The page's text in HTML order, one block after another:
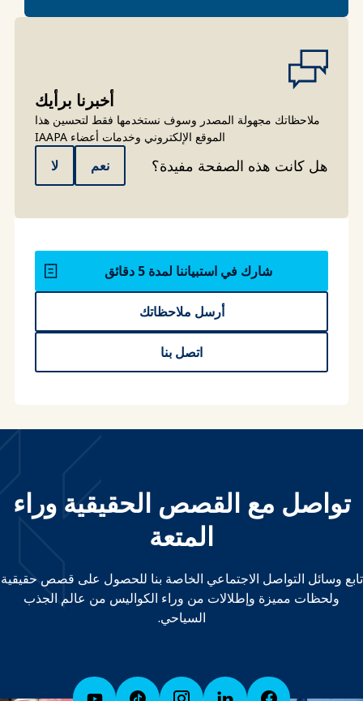
أخبرنا برأيك
ملاحظاتك مجهولة المصدر وسوف نستخدمها فقط لتحسين هذا
الموقع الإلكتروني وخدمات أعضاء IAAPA
هل كانت هذه الصفحة مفيدة؟ نعم لا
شارك في استبياننا لمدة 5 دقائق
أرسل ملاحظاتك
اتصل بنا
تواصل مع القصص الحقيقية وراء
المتعة
تابع وسائل التواصل الاجتماعي الخاصة بنا للحصول على قصص حقيقية
ولحظات مميزة وإطلالات من وراء الكواليس من عالم الجذب
السياحي.